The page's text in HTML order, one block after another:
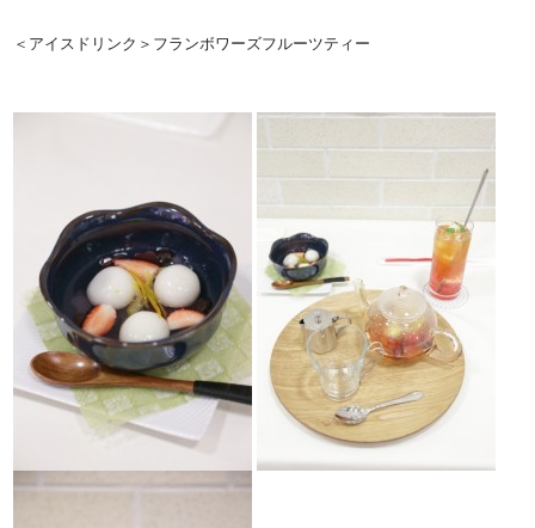
＜アイスドリンク＞フランボワーズフルーツティー